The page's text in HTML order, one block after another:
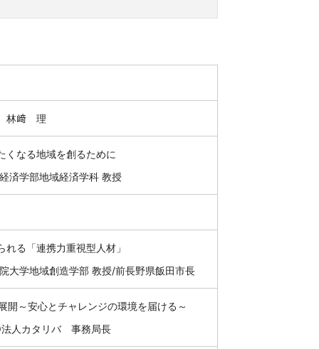
林﨑 理
くなる地域を創るために
済学部地域経済学科 教授
る「連携力重視型人材」
地域創造学部 教授/前長野県飯田市長
開～安心とチャレンジの環境を届ける～
タリバ 事務局長